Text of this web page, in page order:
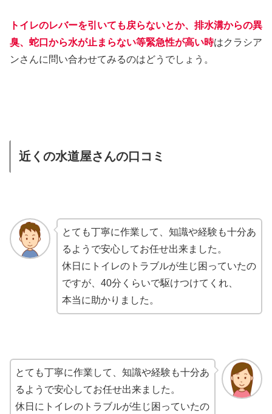
トイレのレバーを引いても戻らないとか、排水溝からの異
臭、蛇口から水が止まらない等緊急性が高い時はクラシア
ンさんに問い合わせてみるのはどうでしょう。
近くの水道屋さんの口コミ
とても丁寧に作業して、知識や経験も十分あ
るようで安心してお任せ出来ました。
休日にトイレのトラブルが生じ困っていたの
ですが、40分くらいで駆けつけてくれ、
本当に助かりました。
とても丁寧に作業して、知識や経験も十分あ
るようで安心してお任せ出来ました。
休日にトイレのトラブルが生じ困っていたの